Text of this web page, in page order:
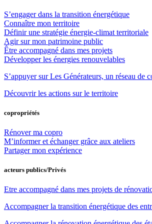
S’engager dans la transition énergétique
Connaître mon territoire
Définir une stratégie énergie-climat territoriale
Agir sur mon patrimoine public
Être accompagné dans mes projets
Développer les énergies renouvelables
S’appuyer sur Les Générateurs, un réseau de
Découvrir les actions sur le territoire
copropriétés
Rénover ma copro
M’informer et échanger grâce aux ateliers
Partager mon expérience
acteurs publics/Privés
Etre accompagné dans mes projets de
Accompagner la transition énergétique des